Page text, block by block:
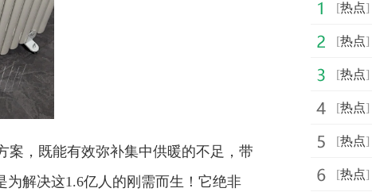
案，既能有效弥补集中供暖的不足，带
解决这‌1.6亿人的刚需‌而生！它绝非
[热点]
[热点]
[热点]
[热点]
[热点]
[热点]